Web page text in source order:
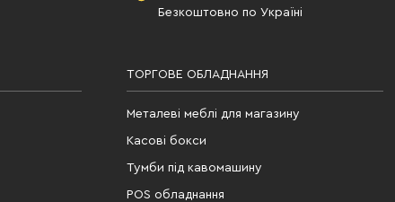
Безкоштовно по Україні
ТОРГОВЕ ОБЛАДНАННЯ
Металеві меблі для магазину
Касові бокси
Тумби під кавомашину
POS обладнання